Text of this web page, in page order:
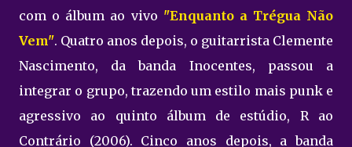
com o álbum ao vivo "Enquanto a Trégua Não
Vem". Quatro anos depois, o guitarrista Clemente
Nascimento, da banda Inocentes, passou a
integrar o grupo, trazendo um estilo mais punk e
agressivo ao quinto álbum de estúdio, R ao
Contrário (2006). Cinco anos depois, a banda